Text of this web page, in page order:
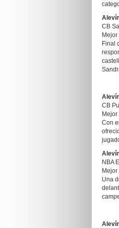
CB
Final
CB
Con
NBA
Una